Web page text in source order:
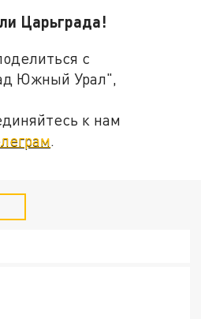
Царьграда!
с
Южный Урал",
к нам
.